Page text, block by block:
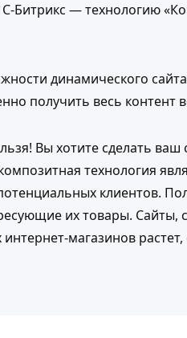
Битрикс — технологию
динамического
получить весь контент
Вы хотите сделать ваш
технология
клиентов.
их товары. Сайты,
магазинов растет,